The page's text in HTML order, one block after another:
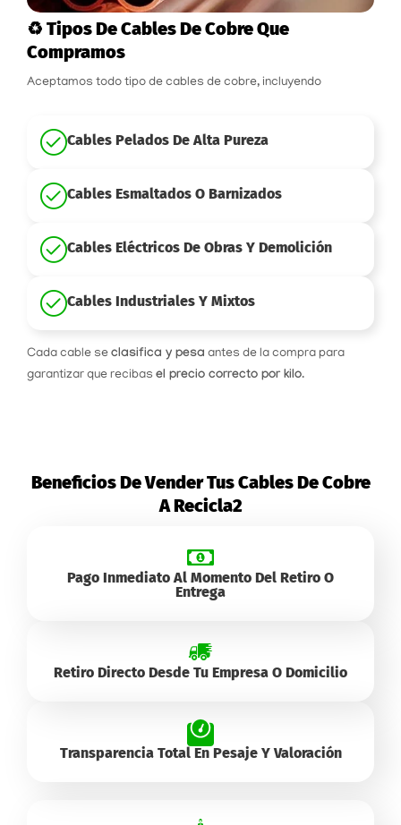
♻️ Tipos De Cables De Cobre Que
Compramos
Aceptamos todo tipo de cables de cobre, incluyendo
Cables Pelados De Alta Pureza
Cables Esmaltados O Barnizados
Cables Eléctricos De Obras Y Demolición
Cables Industriales Y Mixtos
Cada cable se clasifica y pesa antes de la compra para
garantizar que recibas el precio correcto por kilo.
Beneficios De Vender Tus Cables De Cobre
A Recicla2
Pago Inmediato Al Momento Del Retiro O
Entrega
Retiro Directo Desde Tu Empresa O Domicilio
Transparencia Total En Pesaje Y Valoración